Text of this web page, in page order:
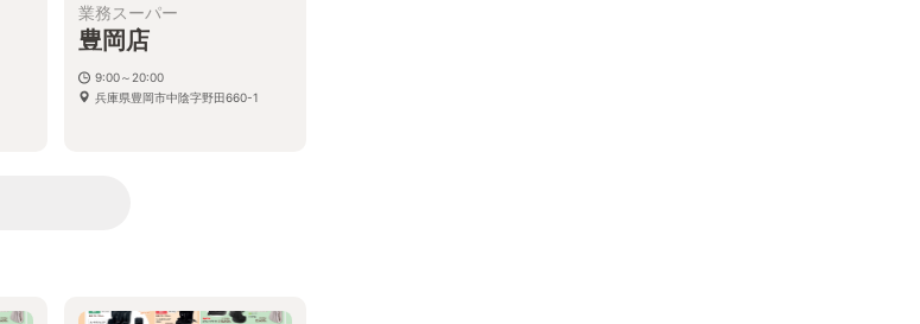
業務スーパー
豊岡店
9:00～20:00
兵庫県豊岡市中陰字野田660-1